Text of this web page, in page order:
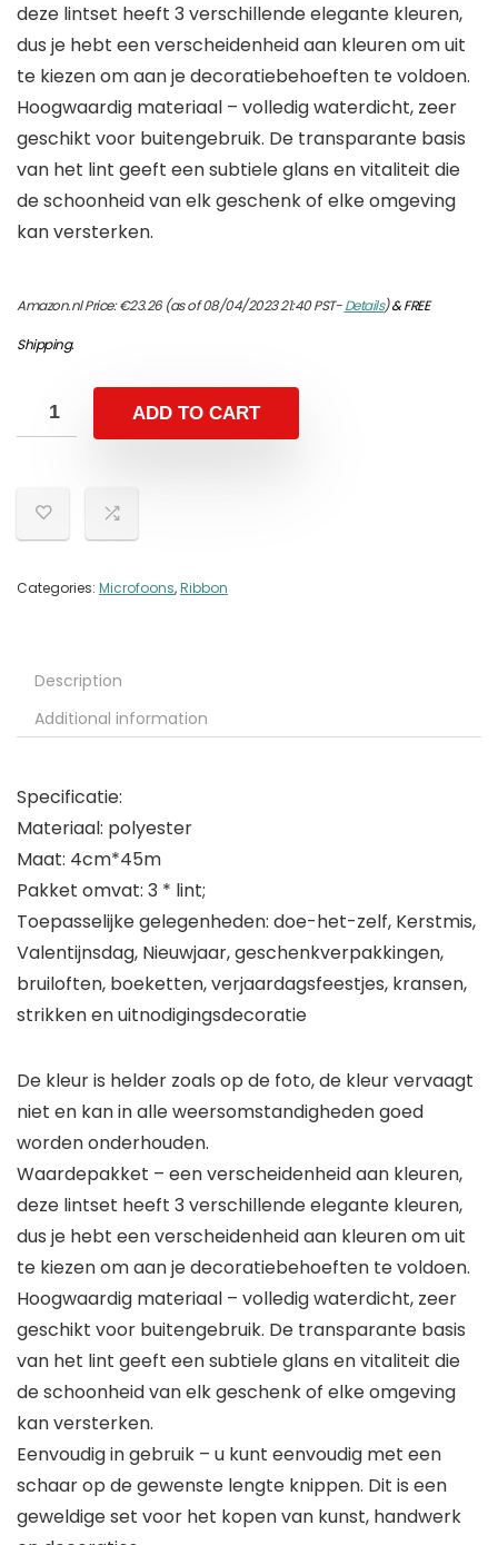
deze lintset heeft 3 verschillende elegante kleuren,
dus je hebt een verscheidenheid aan kleuren om uit
te kiezen om aan je decoratiebehoeften te voldoen.
Hoogwaardig materiaal – volledig waterdicht, zeer
geschikt voor buitengebruik. De transparante basis
van het lint geeft een subtiele glans en vitaliteit die
de schoonheid van elk geschenk of elke omgeving
kan versterken.
Amazon.nl Price:€23.26(as of 08/04/2023 21:40 PST-Details)&FREE
Shipping.
ADD TO CART
Categories: Microfoons,Ribbon
Description
Additional information
Specificatie:
Materiaal: polyester
Maat: 4cm*45m
Pakket omvat: 3 * lint;
Toepasselijke gelegenheden: doe-het-zelf, Kerstmis,
Valentijnsdag, Nieuwjaar, geschenkverpakkingen,
bruiloften, boeketten, verjaardagsfeestjes, kransen,
strikken en uitnodigingsdecoratie
De kleur is helder zoals op de foto, de kleur vervaagt
niet en kan in alle weersomstandigheden goed
worden onderhouden.
Waardepakket – een verscheidenheid aan kleuren,
deze lintset heeft 3 verschillende elegante kleuren,
dus je hebt een verscheidenheid aan kleuren om uit
te kiezen om aan je decoratiebehoeften te voldoen.
Hoogwaardig materiaal – volledig waterdicht, zeer
geschikt voor buitengebruik. De transparante basis
van het lint geeft een subtiele glans en vitaliteit die
de schoonheid van elk geschenk of elke omgeving
kan versterken.
Eenvoudig in gebruik – u kunt eenvoudig met een
schaar op de gewenste lengte knippen. Dit is een
geweldige set voor het kopen van kunst, handwerk